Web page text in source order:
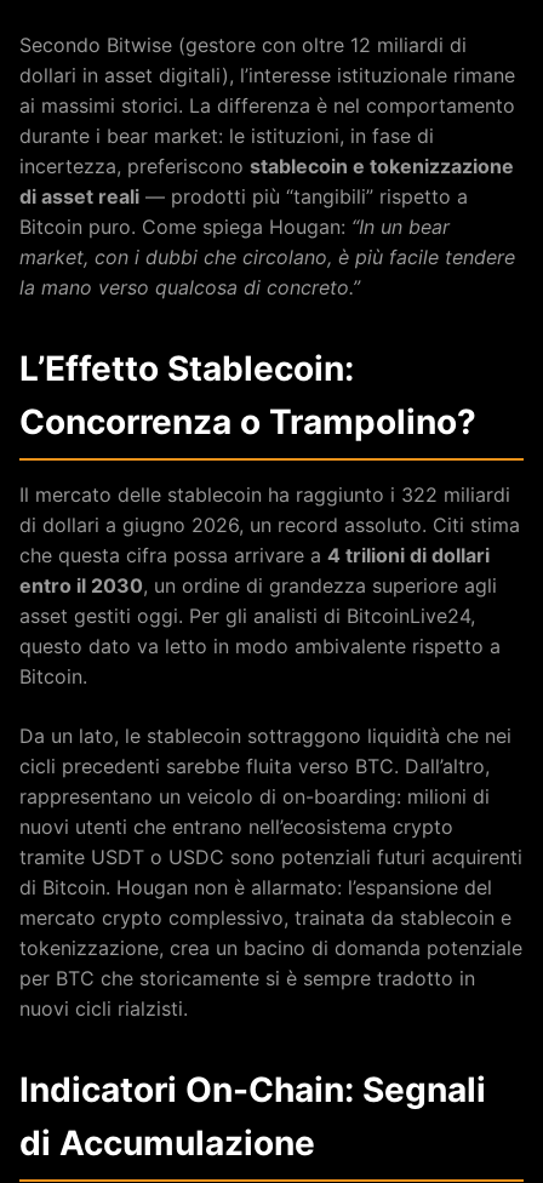
Secondo Bitwise (gestore con oltre 12 miliardi di
dollari in asset digitali), l’interesse istituzionale rimane
ai massimi storici. La differenza è nel comportamento
durante i bear market: le istituzioni, in fase di
incertezza, preferiscono stablecoin e tokenizzazione
di asset reali — prodotti più “tangibili” rispetto a
Bitcoin puro. Come spiega Hougan: “In un bear
market, con i dubbi che circolano, è più facile tendere
la mano verso qualcosa di concreto.”
L’Effetto Stablecoin:
Concorrenza o Trampolino?
Il mercato delle stablecoin ha raggiunto i 322 miliardi
di dollari a giugno 2026, un record assoluto. Citi stima
che questa cifra possa arrivare a 4 trilioni di dollari
entro il 2030, un ordine di grandezza superiore agli
asset gestiti oggi. Per gli analisti di BitcoinLive24,
questo dato va letto in modo ambivalente rispetto a
Bitcoin.
Da un lato, le stablecoin sottraggono liquidità che nei
cicli precedenti sarebbe fluita verso BTC. Dall’altro,
rappresentano un veicolo di on-boarding: milioni di
nuovi utenti che entrano nell’ecosistema crypto
tramite USDT o USDC sono potenziali futuri acquirenti
di Bitcoin. Hougan non è allarmato: l’espansione del
mercato crypto complessivo, trainata da stablecoin e
tokenizzazione, crea un bacino di domanda potenziale
per BTC che storicamente si è sempre tradotto in
nuovi cicli rialzisti.
Indicatori On-Chain: Segnali
di Accumulazione